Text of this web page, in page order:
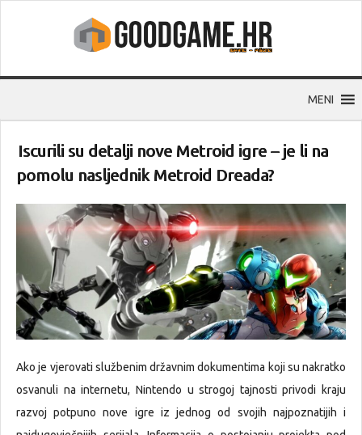
MENI
Iscurili su detalji nove Metroid igre – je li na
pomolu nasljednik Metroid Dreada?
Ako je vjerovati službenim državnim dokumentima koji su nakratko
osvanuli na internetu, Nintendo u strogoj tajnosti privodi kraju
razvoj potpuno nove igre iz jednog od svojih najpoznatijih i